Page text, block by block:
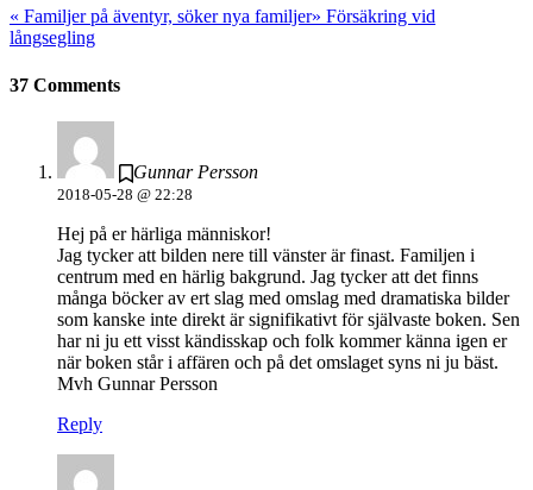
« Familjer på äventyr, söker nya familjer» Försäkring vid
långsegling
37 Comments
Gunnar Persson
2018-05-28 @ 22:28
Hej på er härliga människor!
Jag tycker att bilden nere till vänster är finast. Familjen i
centrum med en härlig bakgrund. Jag tycker att det finns
många böcker av ert slag med omslag med dramatiska bilder
som kanske inte direkt är signifikativt för självaste boken. Sen
har ni ju ett visst kändisskap och folk kommer känna igen er
när boken står i affären och på det omslaget syns ni ju bäst.
Mvh Gunnar Persson
Reply